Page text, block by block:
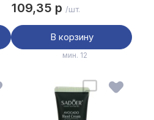
Sadoer, 80 гр
109,35 р /шт.
В корзину
мин. 12